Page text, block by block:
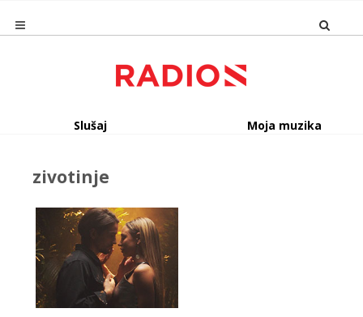
Slušaj Moja muzika
zivotinje